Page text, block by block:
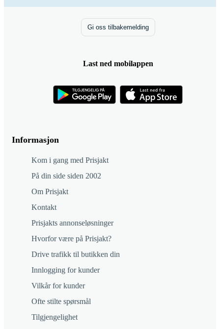
Informasjon
Kom i gang med Prisjakt
På din side siden 2002
Om Prisjakt
Kontakt
Prisjakts annonseløsninger
Hvorfor være på Prisjakt?
Drive trafikk til butikken din
Innlogging for kunder
Vilkår for kunder
Ofte stilte spørsmål
Tilgjengelighet
Gi oss tilbakemelding
Last ned mobilappen